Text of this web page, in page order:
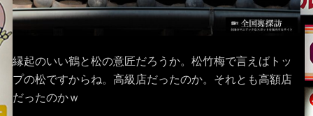
縁起のいい鶴と松の意匠だろうか。松竹梅で言えばトッ
プの松ですからね。高級店だったのか。それとも高額店
だったのかｗ